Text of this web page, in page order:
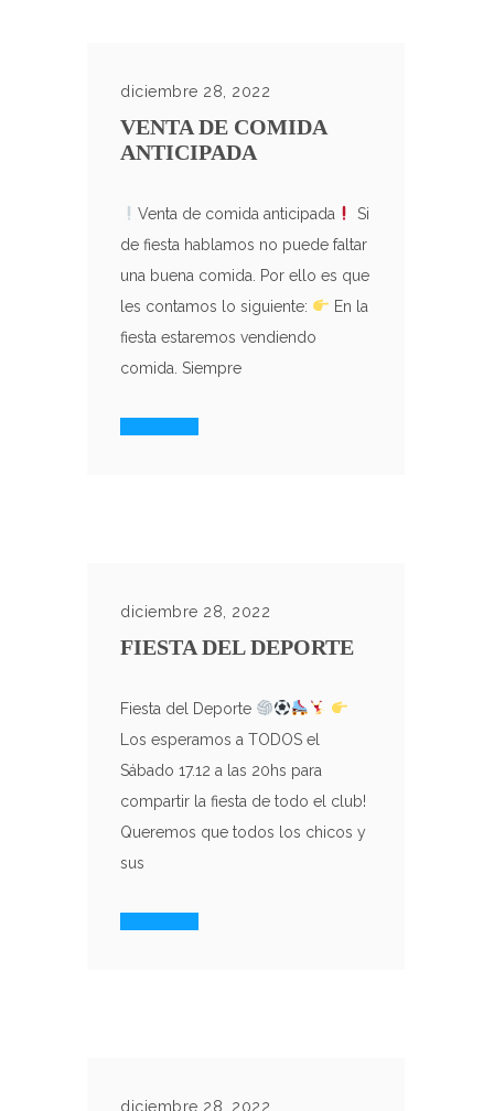
diciembre 28, 2022
VENTA DE COMIDA
ANTICIPADA
Venta de comida anticipada
Si
de fiesta hablamos no puede faltar
una buena comida. Por ello es que
les contamos lo siguiente:
En la
fiesta estaremos vendiendo
comida. Siempre
diciembre 28, 2022
FIESTA DEL DEPORTE
Fiesta del Deporte
Los esperamos a TODOS el
Sábado 17.12 a las 20hs para
compartir la fiesta de todo el club!
Queremos que todos los chicos y
sus
diciembre 28, 2022